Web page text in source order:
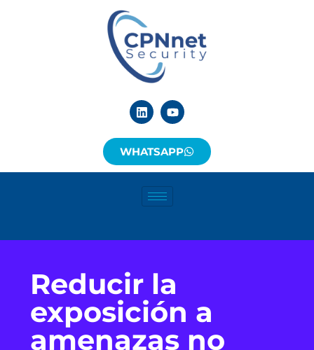
WHATSAPP
Reducir la
exposición a
amenazas no